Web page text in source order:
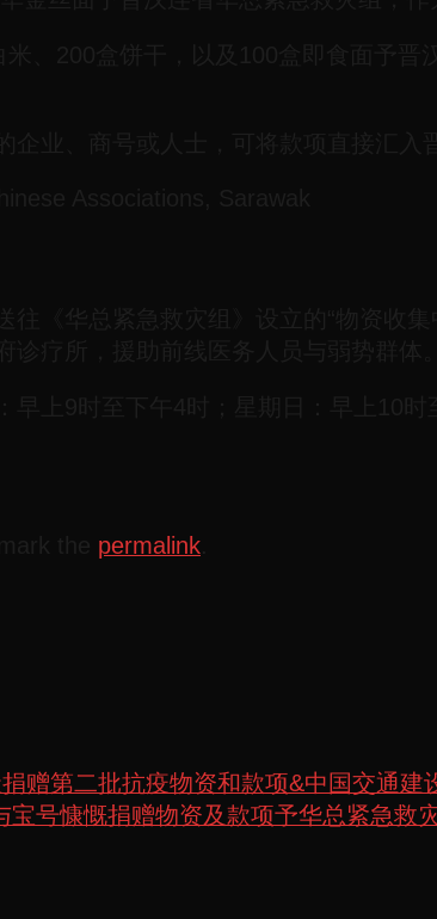
、200盒饼干，以及100盒即食面予晋
业、商号或人士，可将款项直接汇入
Associations, Sarawak
《华总紧急救灾组》设立的“物资收
疗所，援助前线医务人员与弱势群体。
上9时至下午4时；星期日：早上10
permalink
赠第二批抗疫物资和款项&中国交通建
号慷慨捐赠物资及款项予华总紧急救